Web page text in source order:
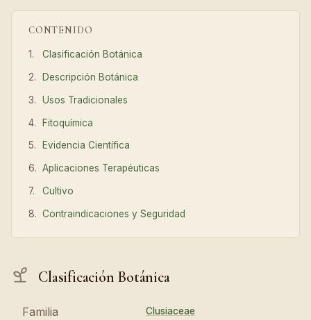
CONTENIDO
Clasificación Botánica
Descripción Botánica
Usos Tradicionales
Fitoquímica
Evidencia Científica
Aplicaciones Terapéuticas
Cultivo
Contraindicaciones y Seguridad
Clasificación Botánica
Familia Clusiaceae